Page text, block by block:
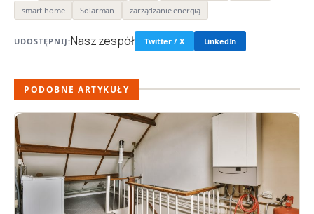
smart home
Solarman zarządzanie energią
UDOSTĘPNIJ:Nasz zespół Twitter / X LinkedIn
PODOBNE ARTYKUŁY